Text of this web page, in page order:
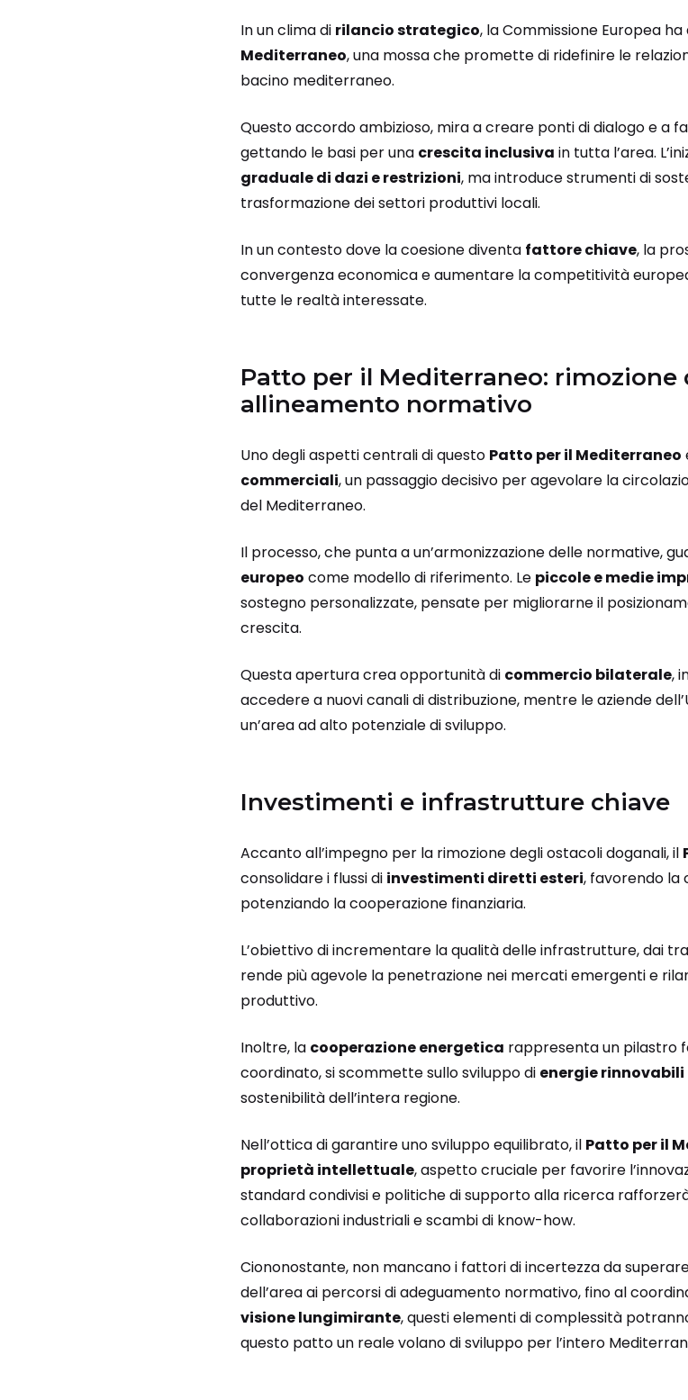
In un clima di rilancio strategico, la Commissione Europea
Mediterraneo, una mossa che promette di ridefinire le
bacino mediterraneo.
Questo accordo ambizioso, mira a creare ponti di dialogo e a
gettando le basi per una crescita inclusiva in tutta l’area.
graduale di dazi e restrizioni, ma introduce strumenti di
trasformazione dei settori produttivi locali.
In un contesto dove la coesione diventa fattore chiave, la
convergenza economica e aumentare la competitività
tutte le realtà interessate.
Patto per il Mediterraneo: rimozione
allineamento normativo
Uno degli aspetti centrali di questo Patto per il Mediterraneo
commerciali, un passaggio decisivo per agevolare la
del Mediterraneo.
Il processo, che punta a un’armonizzazione delle normative,
europeo come modello di riferimento. Le piccole e medie
sostegno personalizzate, pensate per migliorarne il
crescita.
Questa apertura crea opportunità di commercio bilaterale,
accedere a nuovi canali di distribuzione, mentre le aziende
un’area ad alto potenziale di sviluppo.
Investimenti e infrastrutture chiave
Accanto all’impegno per la rimozione degli ostacoli doganali, il
consolidare i flussi di investimenti diretti esteri, favorendo la
potenziando la cooperazione finanziaria.
L’obiettivo di incrementare la qualità delle infrastrutture, dai
rende più agevole la penetrazione nei mercati emergenti e
produttivo.
Inoltre, la cooperazione energetica rappresenta un pilastro
coordinato, si scommette sullo sviluppo di energie rinnovabili
sostenibilità dell’intera regione.
Nell’ottica di garantire uno sviluppo equilibrato, il Patto per il
proprietà intellettuale, aspetto cruciale per favorire
standard condivisi e politiche di supporto alla ricerca
collaborazioni industriali e scambi di know-how.
Ciononostante, non mancano i fattori di incertezza da
dell’area ai percorsi di adeguamento normativo, fino al
visione lungimirante, questi elementi di complessità
questo patto un reale volano di sviluppo per l’intero